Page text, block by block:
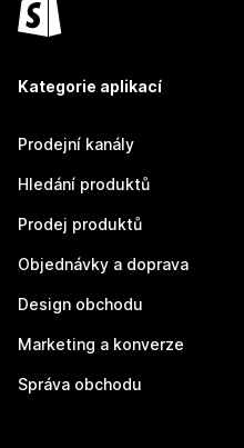
Kategorie aplikací
Prodejní kanály
Hledání produktů
Prodej produktů
Objednávky a doprava
Design obchodu
Marketing a konverze
Správa obchodu